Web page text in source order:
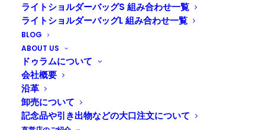
ライトショルダーバッグS 組み合わせ一覧
ライトショルダーバッグL 組み合わせ一覧
BLOG
ABOUT US
ドゥラムについて
会社概要
沿革
卸売について
記念品や引き出物などの大口注文について
mano キーケース
キーケース,名入れ対応